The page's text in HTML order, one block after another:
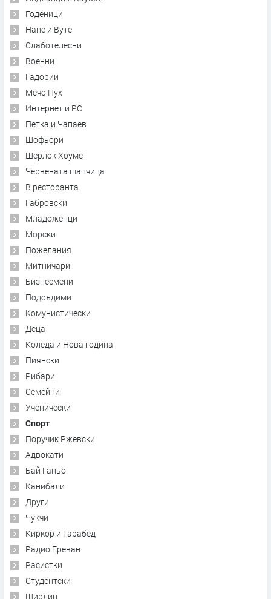
Годеници
Нане и Вуте
Слаботелесни
Военни
Гадории
Мечо Пух
Интернет и PC
Петка и Чапаев
Шофьори
Шерлок Хоумс
Червената шапчица
В ресторанта
Габровски
Младоженци
Морски
Пожелания
Митничари
Бизнесмени
Подсъдими
Комунистически
Деца
Коледа и Нова година
Пиянски
Рибари
Семейни
Ученически
Спорт
Поручик Ржевски
Адвокати
Бай Ганьо
Канибали
Други
Чукчи
Киркор и Гарабед
Радио Ереван
Расистки
Студентски
Щирлиц